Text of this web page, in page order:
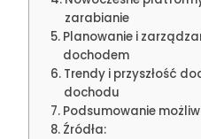
zarabianie
Planowanie i
dochodem
Trendy i przyszłość
dochodu
Podsumowanie
Źródła: